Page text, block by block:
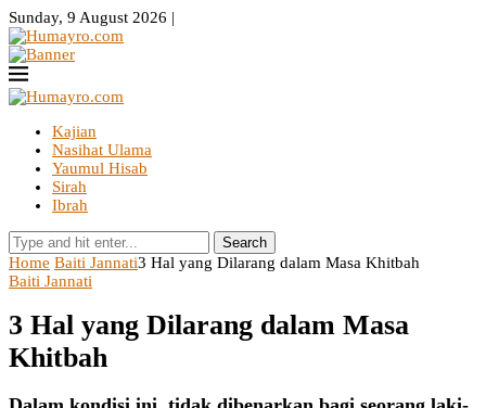
Sunday, 9 August 2026 |
Kajian
Nasihat Ulama
Yaumul Hisab
Sirah
Ibrah
Search
Home Baiti Jannati3 Hal yang Dilarang dalam Masa Khitbah
Baiti Jannati
3 Hal yang Dilarang dalam Masa
Khitbah